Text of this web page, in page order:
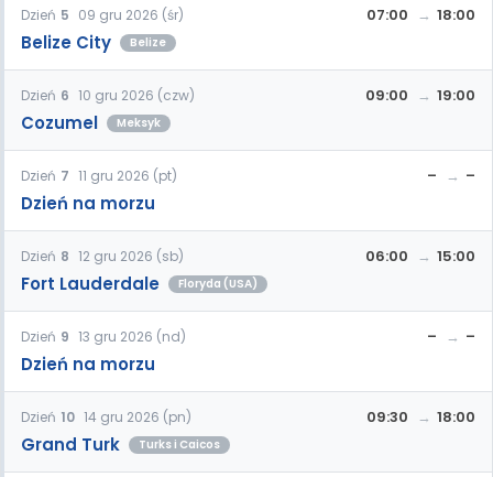
Dzień 5 09 gru 2026 (śr)
Belize City Belize
07:00 18:00
Dzień 6 10 gru 2026 (czw)
Cozumel Meksyk
09:00 19:00
Dzień 7 11 gru 2026 (pt)
Dzień na morzu
– –
Dzień 8 12 gru 2026 (sb)
Fort Lauderdale Floryda (USA)
06:00 15:00
Dzień 9 13 gru 2026 (nd)
Dzień na morzu
– –
Dzień 10 14 gru 2026 (pn)
Grand Turk Turks i Caicos
09:30 18:00